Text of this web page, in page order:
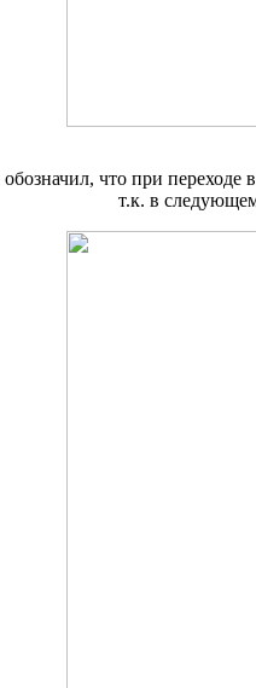
что при переходе
т.к. в